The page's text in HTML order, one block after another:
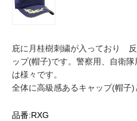
庇に月桂樹刺繍が入っており
ップ(帽子)です。警察用、自衛
は様々です。
全体に高級感あるキャップ(帽子)
品番:RXG